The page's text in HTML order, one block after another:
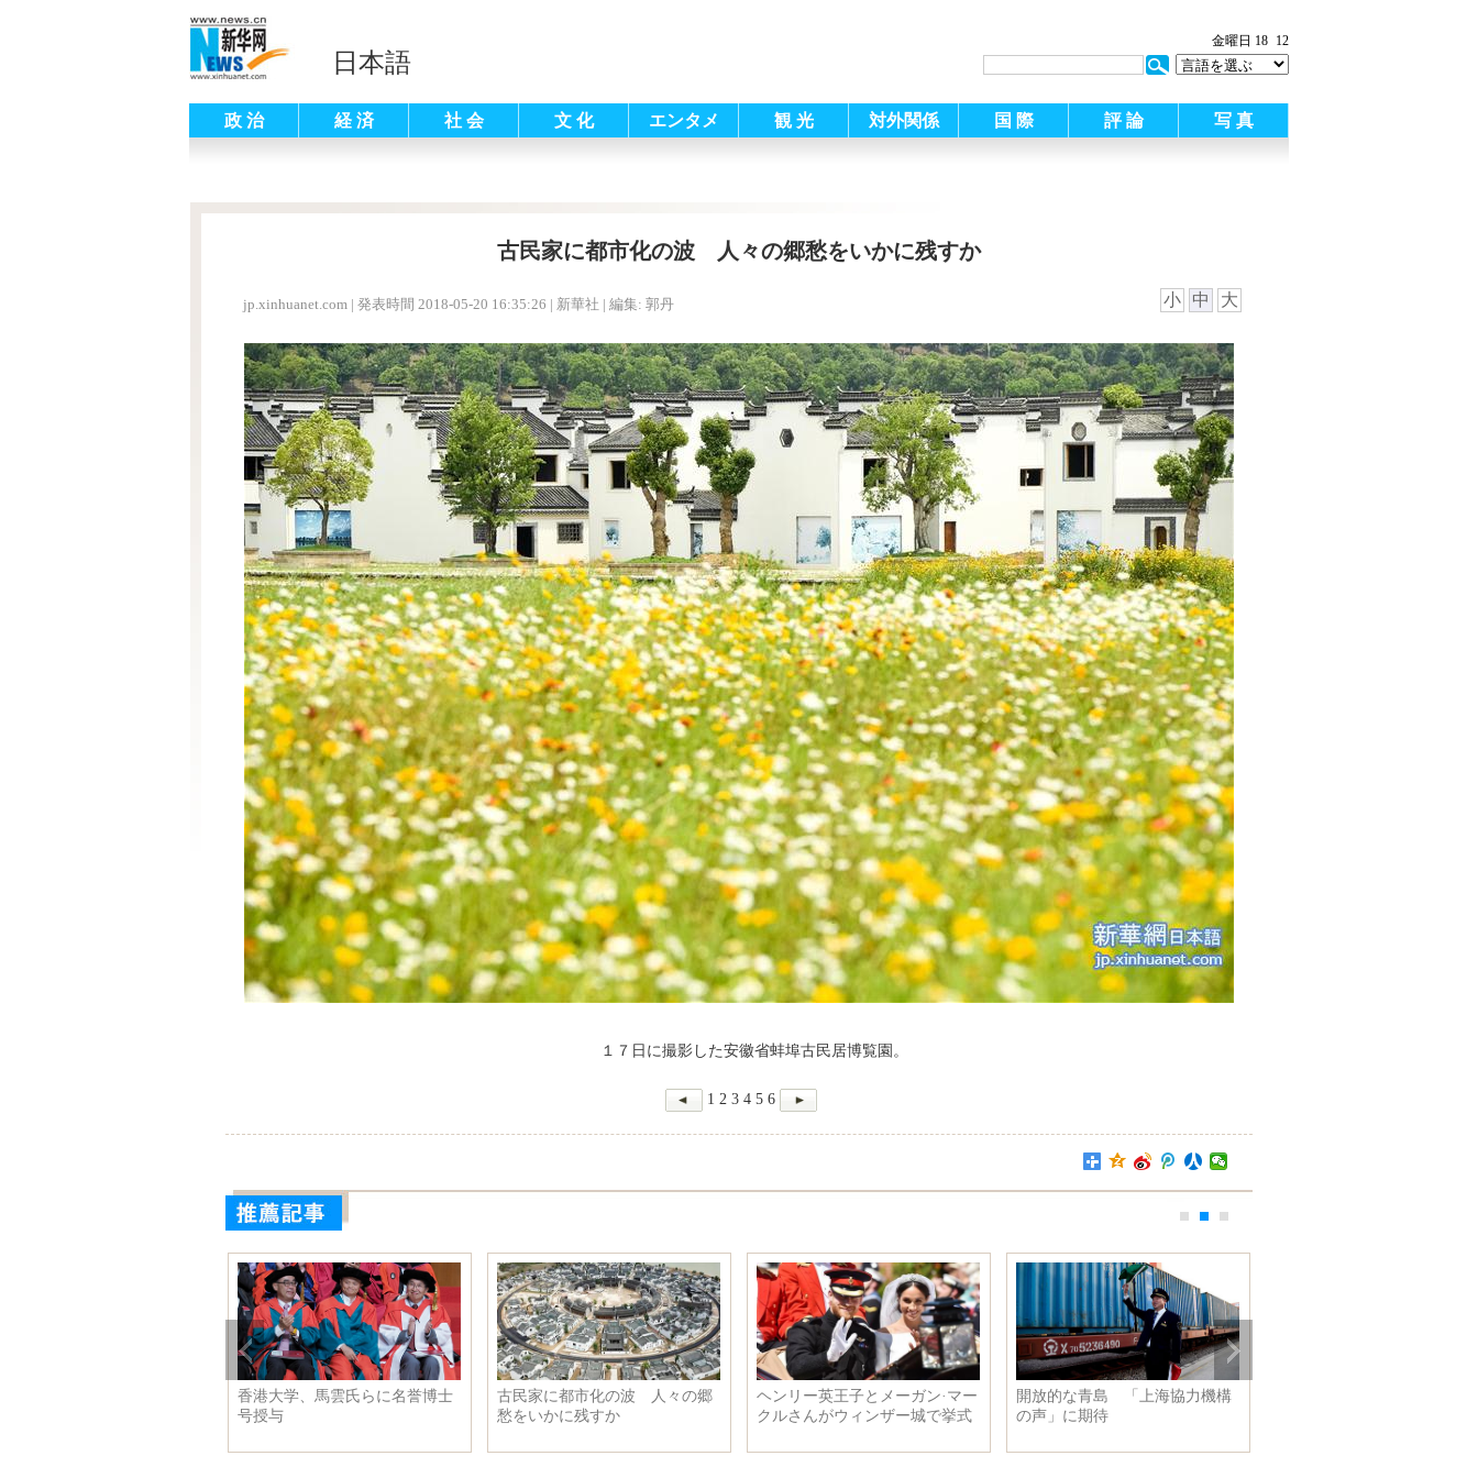
日本語
金曜日 18 12
政 治 経 済 社 会 文 化 エンタメ 観 光 対外関係 国 際 評 論 写 真
古民家に都市化の波 人々の郷愁をいかに残すか
jp.xinhuanet.com | 発表時間 2018-05-20 16:35:26 | 新華社 | 編集: 郭丹 小 中 大
１７日に撮影した安徽省蚌埠古民居博覧園。
1 2 3 4 5 6
ヘンリー英王子とメーガン·マー
クルさんがウィンザー城で挙式
開放的な青島 「上海協力機構
の声」に期待
米テキサス州の高校で銃撃事
件 死者は１０人に
就学前教育を楽しむ